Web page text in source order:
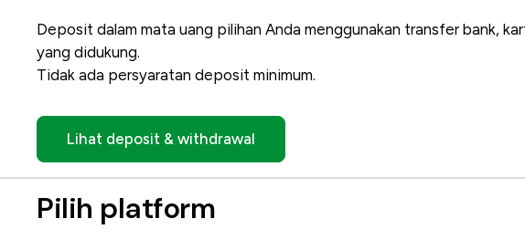
Deposit dalam mata uang pilihan Anda menggunakan transfer bank,
yang didukung.
Tidak ada persyaratan deposit minimum.
Lihat deposit & withdrawal
Pilih platform